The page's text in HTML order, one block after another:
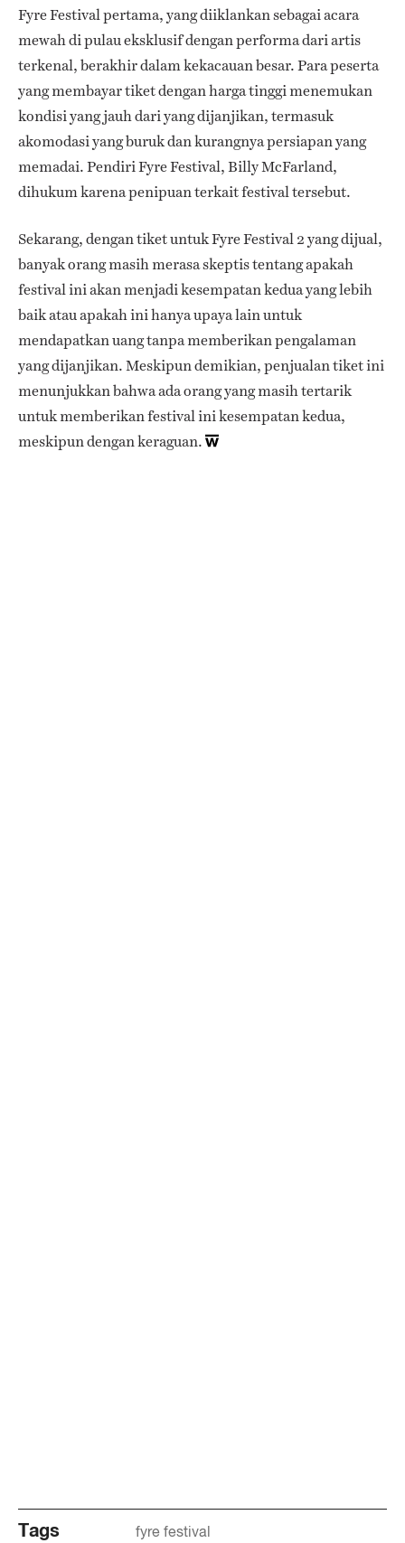
Fyre Festival pertama, yang diiklankan sebagai acara
mewah di pulau eksklusif dengan performa dari artis
terkenal, berakhir dalam kekacauan besar. Para peserta
yang membayar tiket dengan harga tinggi menemukan
kondisi yang jauh dari yang dijanjikan, termasuk
akomodasi yang buruk dan kurangnya persiapan yang
memadai. Pendiri Fyre Festival, Billy McFarland,
dihukum karena penipuan terkait festival tersebut.
Sekarang, dengan tiket untuk Fyre Festival 2 yang dijual,
banyak orang masih merasa skeptis tentang apakah
festival ini akan menjadi kesempatan kedua yang lebih
baik atau apakah ini hanya upaya lain untuk
mendapatkan uang tanpa memberikan pengalaman
yang dijanjikan. Meskipun demikian, penjualan tiket ini
menunjukkan bahwa ada orang yang masih tertarik
untuk memberikan festival ini kesempatan kedua,
meskipun dengan keraguan.
Tags fyre festival